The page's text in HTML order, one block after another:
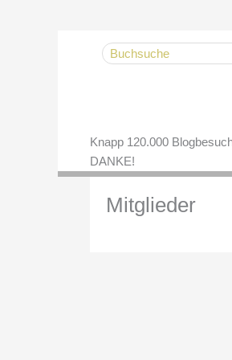
Search
for:
Knapp 120.000
DANKE!
Mitglieder